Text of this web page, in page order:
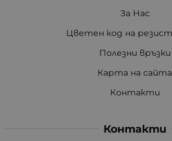
За Нас
Цветен код на
Полезни връзки
Карта на сайта
Контакти
Контакти